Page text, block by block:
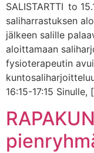
SALISTARTTI to
saliharrastuksen
jälkeen salille
aloittamaan
fysioterapeutin
16:15-17:15 Sinulle,